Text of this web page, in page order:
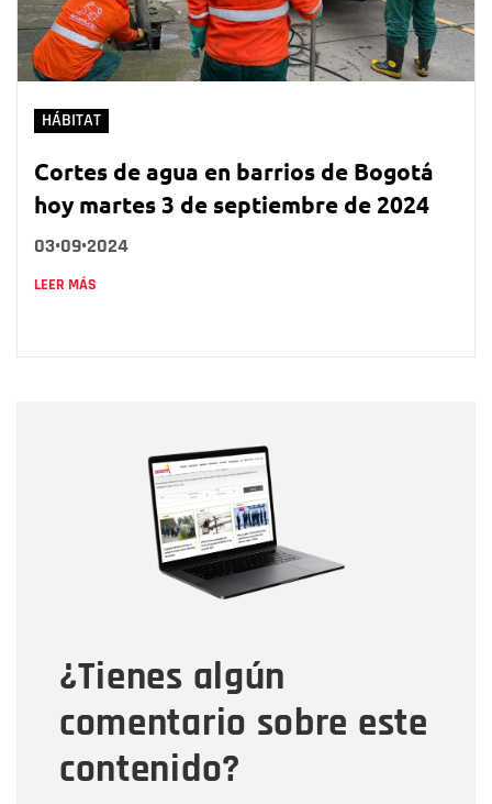
HÁBITAT
Cortes de agua en barrios de Bogotá
hoy martes 3 de septiembre de 2024
03•09•2024
LEER MÁS
¿Tienes algún
comentario sobre este
contenido?
Correo electrónico
Tipo de comentario
Mensaje